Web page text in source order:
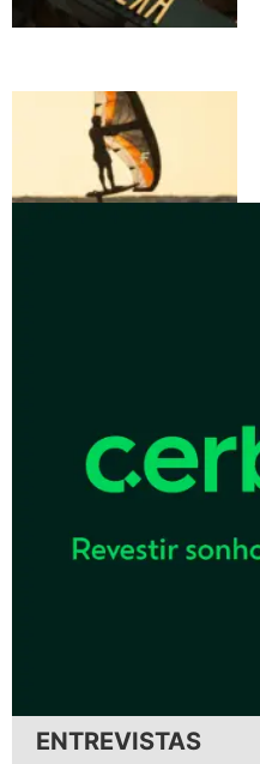
ENTREVISTAS